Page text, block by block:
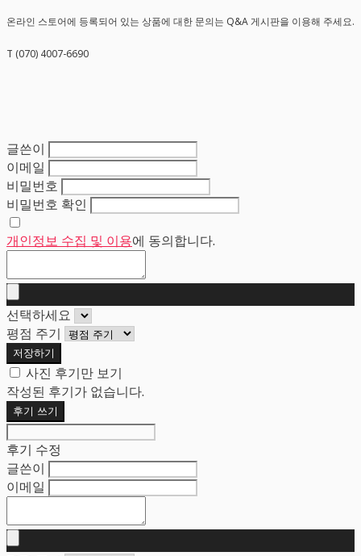
온라인 스토어에 등록되어 있는 상품에 대한 문의는 Q&A 게시판을 이용해 주세요.
T (070) 4007-6690
글쓴이
이메일
비밀번호
비밀번호 확인
개인정보 수집 및 이용에 동의합니다.
선택하세요
평점 주기
저장하기
사진 후기만 보기
작성된 후기가 없습니다.
후기 쓰기
후기 수정
글쓴이
이메일